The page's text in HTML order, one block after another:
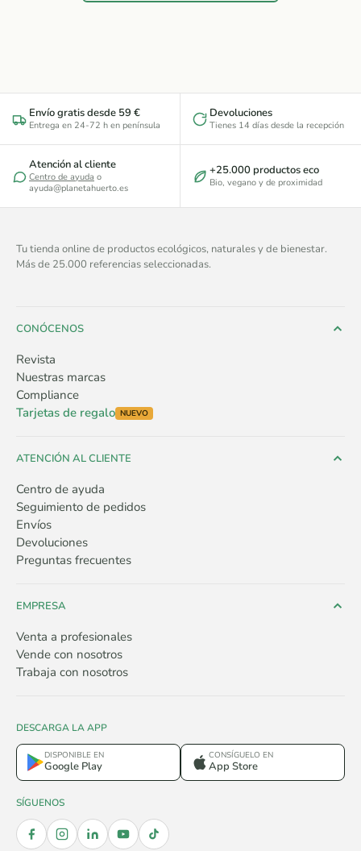
Envío gratis desde 59 €
Entrega en 24-72 h en península
Devoluciones
Tienes 14 días desde la recepción
Atención al cliente
Centro de ayuda o
ayuda@planetahuerto.es
+25.000 productos eco
Bio, vegano y de proximidad
Tu tienda online de productos ecológicos, naturales y de bienestar.
Más de 25.000 referencias seleccionadas.
CONÓCENOS
Revista
Nuestras marcas
Compliance
Tarjetas de regalo NUEVO
ATENCIÓN AL CLIENTE
Centro de ayuda
Seguimiento de pedidos
Envíos
Devoluciones
Preguntas frecuentes
EMPRESA
Venta a profesionales
Vende con nosotros
Trabaja con nosotros
DESCARGA LA APP
DISPONIBLE EN
Google Play
CONSÍGUELO EN
App Store
SÍGUENOS